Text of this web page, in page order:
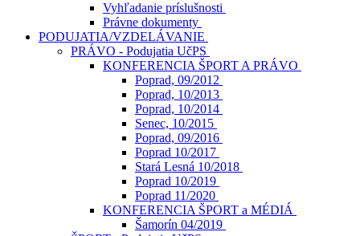
Vyhľadanie príslušnosti
Právne dokumenty
PODUJATIA/VZDELÁVANIE
PRÁVO - Podujatia UčPS
KONFERENCIA ŠPORT A PRÁVO
Poprad, 09/2012
Poprad, 10/2013
Poprad, 10/2014
Senec, 10/2015
Poprad, 09/2016
Poprad 10/2017
Stará Lesná 10/2018
Poprad 10/2019
Poprad 11/2020
KONFERENCIA ŠPORT a MÉDIÁ
Šamorín 04/2019